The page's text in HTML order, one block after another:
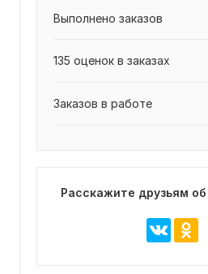
Выполнено заказов
135 оценок в заказах
Заказов в работе
Расскажите друзьям